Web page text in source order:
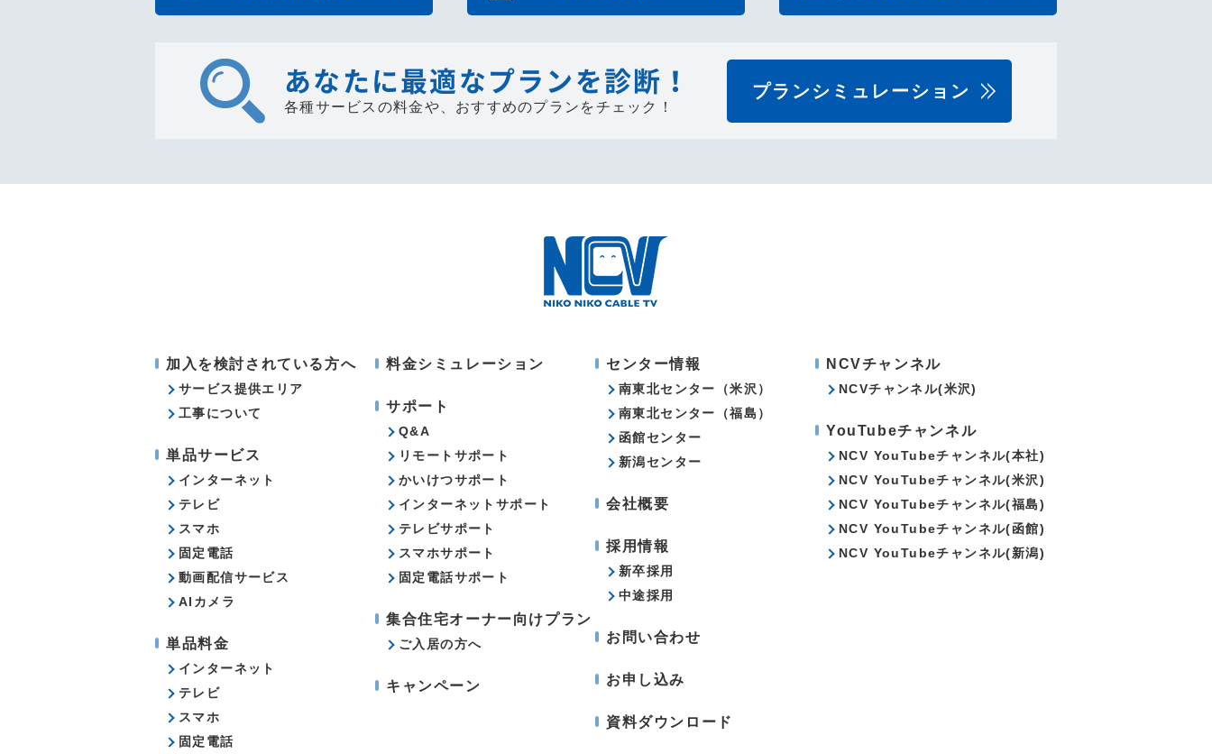
あなたに最適なプランを診断！
各種サービスの料金や、 おすすめのプランをチェック！
プランシミュレーション
加入を検討されている方へ
サービス提供エリア
工事について
単品サービス
インターネット
テレビ
スマホ
固定電話
動画配信サービス
AIカメラ
単品料金
インターネット
テレビ
スマホ
固定電話
料金シミュレーション
サポート
Q&A
リモートサポート
かいけつサポート
インターネットサポート
テレビサポート
スマホサポート
固定電話サポート
集合住宅オーナー向けプラン
ご入居の方へ
キャンペーン
センター情報
南東北センター（米沢）
南東北センター（福島）
函館センター
新潟センター
会社概要
採用情報
新卒採用
中途採用
お問い合わせ
お申し込み
資料ダウンロード
NCVチャンネル
NCVチャンネル(米沢)
YouTubeチャンネル
NCV YouTubeチャンネル(本社)
NCV YouTubeチャンネル(米沢)
NCV YouTubeチャンネル(福島)
NCV YouTubeチャンネル(函館)
NCV YouTubeチャンネル(新潟)